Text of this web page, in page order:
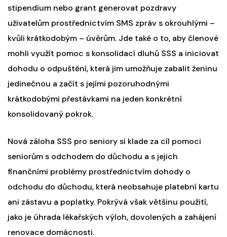
stipendium nebo grant generovat pozdravy
uživatelům prostřednictvím SMS zpráv s okrouhlými –
kvůli krátkodobým – úvěrům. Jde také o to, aby členové
mohli využít pomoc s konsolidací dluhů SSS a iniciovat
dohodu o odpuštění, která jim umožňuje zabalit ženinu
jedinečnou a začít s jejími pozoruhodnými
krátkodobými přestávkami na jeden konkrétní
konsolidovaný pokrok.
Nová záloha SSS pro seniory si klade za cíl pomoci
seniorům s odchodem do důchodu a s jejich
finančními problémy prostřednictvím dohody o
odchodu do důchodu, která neobsahuje platební kartu
ani zástavu a poplatky. Pokrývá však většinu použití,
jako je úhrada lékařských výloh, dovolených a zahájení
renovace domácnosti.